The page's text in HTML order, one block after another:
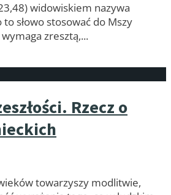
widowiskiem nazywa
słowo stosować do Mszy
wymaga zresztą,...
Rzecz o
towarzyszy modlitwie,